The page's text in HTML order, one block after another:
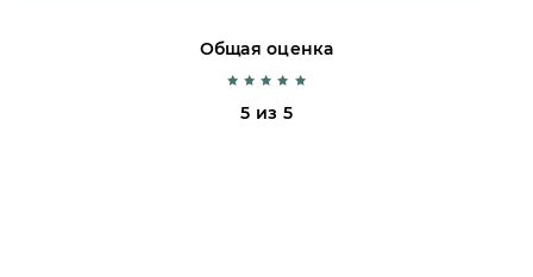
Общая оценка
5 из 5